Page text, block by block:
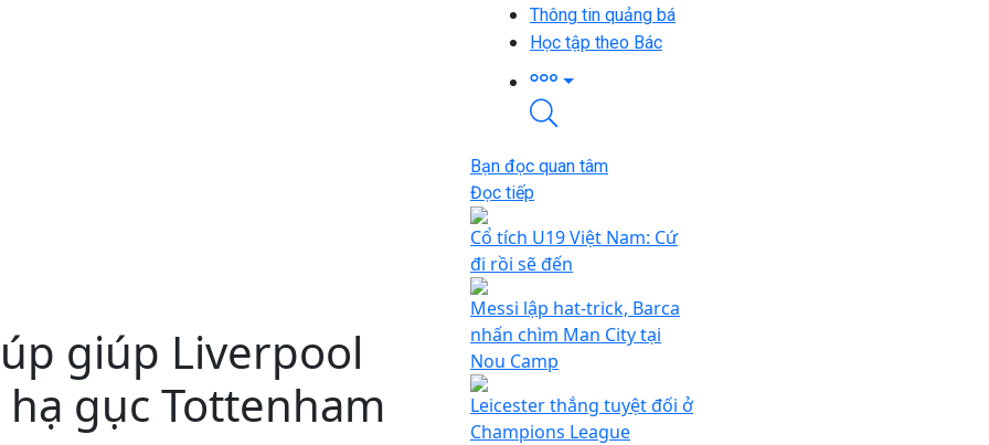
Thông tin quảng bá
Học tập theo Bác
giúp Liverpool
gục Tottenham
Bạn đọc quan tâm
Đọc tiếp
Cổ tích U19 Việt Nam: Cứ
đi rồi sẽ đến
Messi lập hat-trick, Barca
nhấn chìm Man City tại
Nou Camp
Leicester thắng tuyệt đối ở
Champions League